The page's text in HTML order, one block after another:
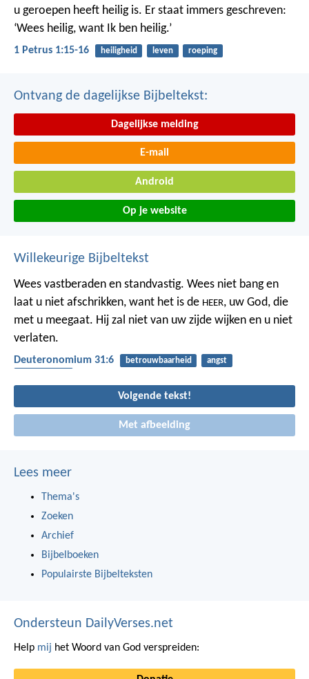
u geroepen heeft heilig is. Er staat immers geschreven:
‘Wees heilig, want Ik ben heilig.’
1 Petrus 1:15-16 heiligheid leven roeping
Ontvang de dagelijkse Bijbeltekst:
Dagelijkse melding
E-mail
Android
Op je website
Willekeurige Bijbeltekst
Wees vastberaden en standvastig. Wees niet bang en
laat u niet afschrikken, want het is de HEER, uw God, die
met u meegaat. Hij zal niet van uw zijde wijken en u niet
verlaten.
Deuteronomium 31:6 betrouwbaarheid
angst
Volgende tekst!
Met afbeelding
Lees meer
Thema's
Zoeken
Archief
Bijbelboeken
Populairste Bijbelteksten
Ondersteun DailyVerses.net
Help mij het Woord van God verspreiden: